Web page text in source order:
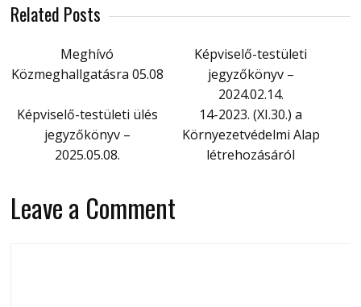
Related Posts
Meghívó
Közmeghallgatásra 05.08
Képviselő-testületi
jegyzőkönyv –
2024.02.14.
Képviselő-testületi ülés
jegyzőkönyv –
2025.05.08.
14-2023. (XI.30.) a
Környezetvédelmi Alap
létrehozásáról
Leave a Comment